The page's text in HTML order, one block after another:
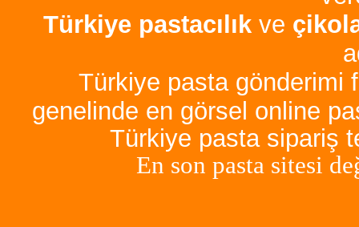
Türkiye pastacılık ve
Türkiye pasta gönderimi
genelinde en görsel online
Türkiye pasta sipariş
En son pasta sitesi